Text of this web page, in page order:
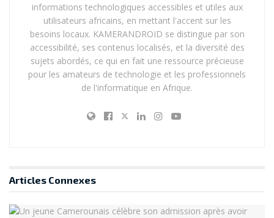
informations technologiques accessibles et utiles aux
utilisateurs africains, en mettant l'accent sur les
besoins locaux. KAMERANDROID se distingue par son
accessibilité, ses contenus localisés, et la diversité des
sujets abordés, ce qui en fait une ressource précieuse
pour les amateurs de technologie et les professionnels
de l'informatique en Afrique.
Articles Connexes